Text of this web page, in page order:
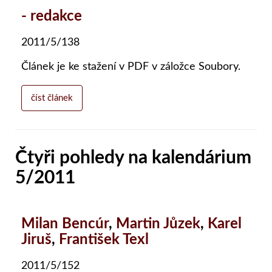
- redakce
2011/5/138
Článek je ke stažení v PDF v záložce Soubory.
číst článek
Čtyři pohledy na kalendárium
5/2011
Milan Bencúr, Martin Jůzek, Karel
Jiruš, František Texl
2011/5/152